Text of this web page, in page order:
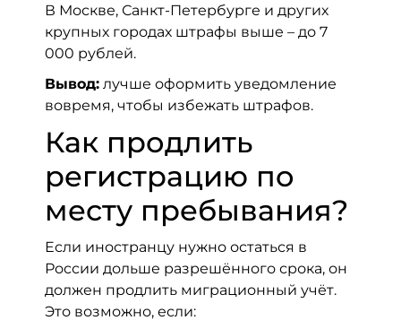
В Москве, Санкт-Петербурге и других
крупных городах штрафы выше – до 7
000 рублей.
Вывод: лучше оформить уведомление
вовремя, чтобы избежать штрафов.
Как продлить
регистрацию по
месту пребывания?
Если иностранцу нужно остаться в
России дольше разрешённого срока, он
должен продлить миграционный учёт.
Это возможно, если: